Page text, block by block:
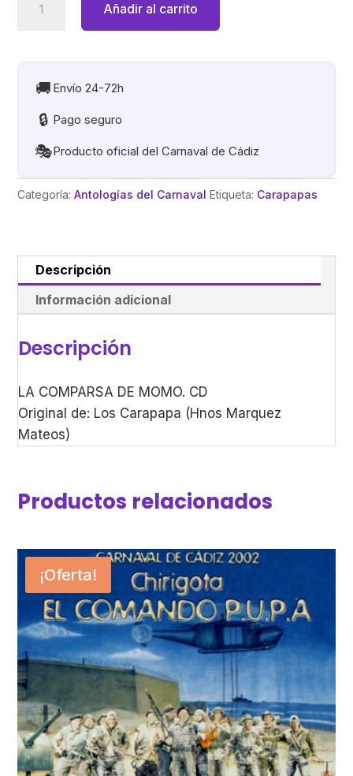
era:
9,95€.
es:
7,95€.
COMPARSA
MOMO
cantidad
Añadir al carrito
🚚 Envío 24-72h
🔒 Pago seguro
🎭Producto oficial del Carnaval de Cádiz
Categoría:Antologías del Carnaval Etiqueta: Carapapas
Descripción
Información adicional
Descripción
LA COMPARSA DE MOMO. CD
Original de: Los Carapapa (Hnos Marquez
Mateos)
Productos relacionados
¡Oferta!